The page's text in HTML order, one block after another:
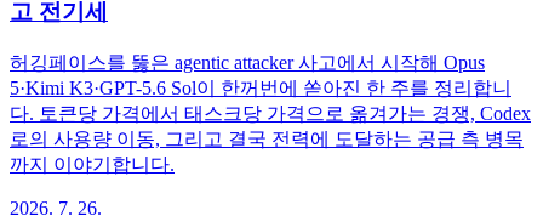
고 전기세
허깅페이스를 뚫은 agentic attacker 사고에서 시작해 Opus
5·Kimi K3·GPT-5.6 Sol이 한꺼번에 쏟아진 한 주를 정리합니
다. 토큰당 가격에서 태스크당 가격으로 옮겨가는 경쟁, Codex
로의 사용량 이동, 그리고 결국 전력에 도달하는 공급 측 병목
까지 이야기합니다.
2026. 7. 26.